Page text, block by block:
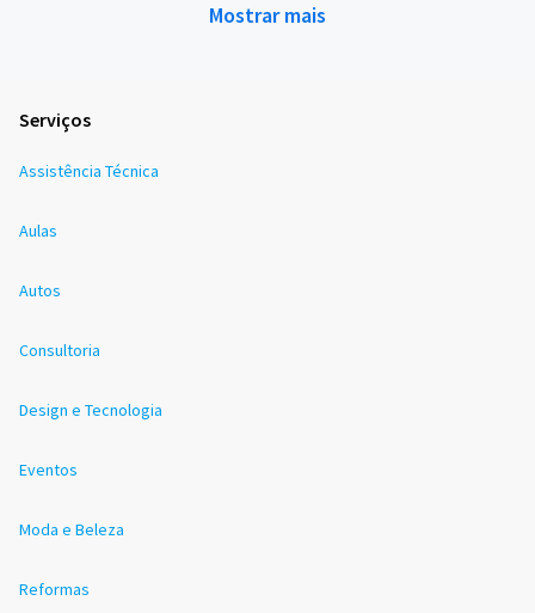
Mostrar mais
Serviços
Assistência Técnica
Aulas
Autos
Consultoria
Design e Tecnologia
Eventos
Moda e Beleza
Reformas